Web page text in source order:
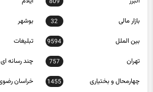
بازار مالی 32 بوشهر
بین الملل 9594 تبلیغات
تهران 757 چند رسانه ای
چهارمحال و بختیاری 1455 خراسان رضوی
خراسان شمالی 978 خوزستان